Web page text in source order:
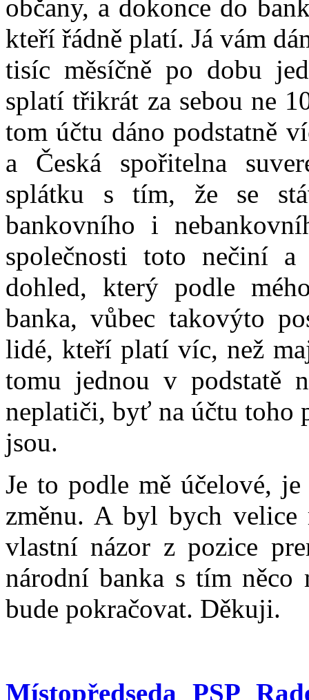
občany, a dokonce do
kteří řádně platí. Já vám
tisíc měsíčně po dobu
splatí třikrát za sebou ne
tom účtu dáno podstatně
a Česká spořitelna
splátku s tím, že se
bankovního i
společnosti toto nečiní
dohled, který podle
banka, vůbec takovýto
lidé, kteří platí víc, než
tomu jednou v podstatě
neplatiči, byť na účtu toho
jsou.
Je to podle mě účelové,
změnu. A byl bych
vlastní názor z pozice
národní banka s tím něco
bude pokračovat. Děkuji.
Místopředseda PSP